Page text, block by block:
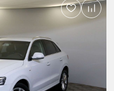
Добавить
в